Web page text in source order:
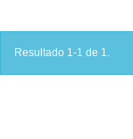
Resultado 1-1 de 1.